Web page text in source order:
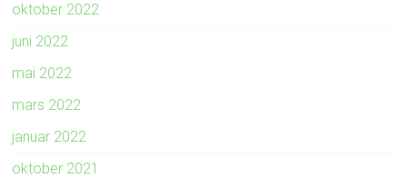
oktober 2022
juni 2022
mai 2022
mars 2022
januar 2022
oktober 2021